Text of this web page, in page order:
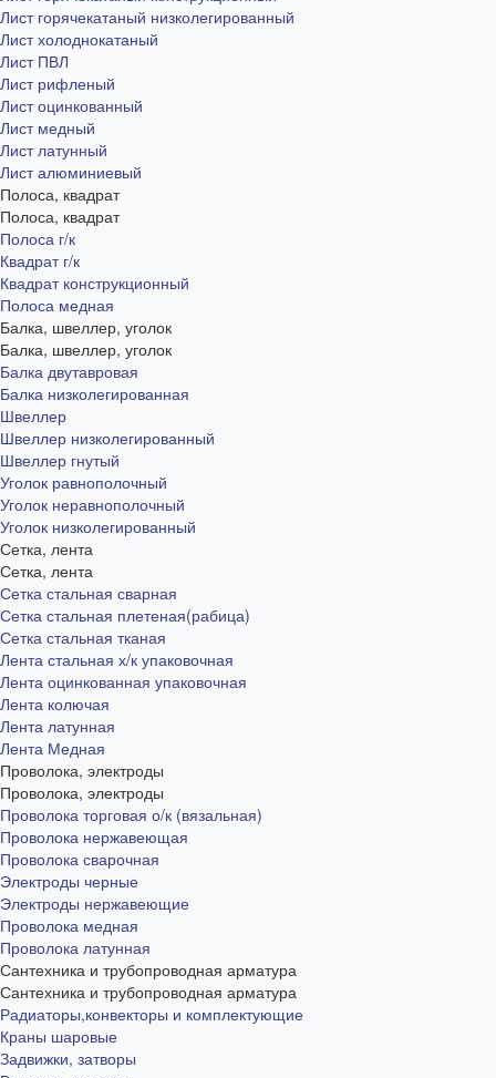
Лист горячекатаный низколегированный
Лист холоднокатаный
Лист ПВЛ
Лист рифленый
Лист оцинкованный
Лист медный
Лист латунный
Лист алюминиевый
Полоса, квадрат
Полоса, квадрат
Полоса г/к
Квадрат г/к
Квадрат конструкционный
Полоса медная
Балка, швеллер, уголок
Балка, швеллер, уголок
Балка двутавровая
Балка низколегированная
Швеллер
Швеллер низколегированный
Швеллер гнутый
Уголок равнополочный
Уголок неравнополочный
Уголок низколегированный
Сетка, лента
Сетка, лента
Сетка стальная сварная
Сетка стальная плетеная(рабица)
Сетка стальная тканая
Лента стальная х/к упаковочная
Лента оцинкованная упаковочная
Лента колючая
Лента латунная
Лента Медная
Проволока, электроды
Проволока, электроды
Проволока торговая о/к (вязальная)
Проволока нержавеющая
Проволока сварочная
Электроды черные
Электроды нержавеющие
Проволока медная
Проволока латунная
Сантехника и трубопроводная арматура
Сантехника и трубопроводная арматура
Радиаторы,конвекторы и комплектующие
Краны шаровые
Задвижки, затворы